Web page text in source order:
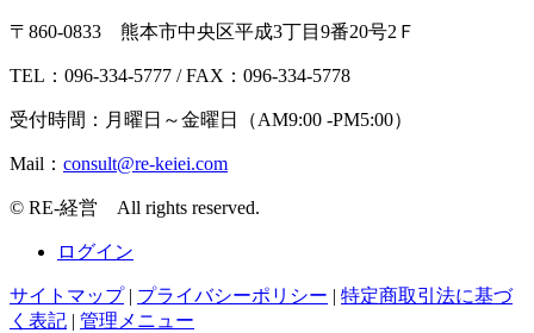
〒860-0833 熊本市中央区平成3丁目9番20号2Ｆ
TEL：096-334-5777 / FAX：096-334-5778
受付時間：月曜日～金曜日（AM9:00 -PM5:00）
Mail：
© RE-経営 All rights reserved.
ログイン
サイトマップ| プライバシーポリシー | 特定商取引法に基づ
く表記 | 管理メニュー